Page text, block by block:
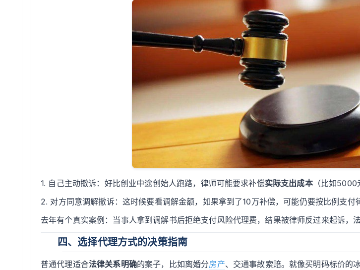
1. 自己主动撤诉：好比创业中途创始人跑路，律师可能要求补偿实际支出成本（比如5000
2. 对方同意调解撤诉：这时候要看调解金额，如果拿到了10万补偿，可能仍要按比例支付
去年有个真实案例：当事人拿到调解书后拒绝支付风险代理费，结果被律师反过来起诉，
四、选择代理方式的决策指南
普通代理适合法律关系明确的案子，比如离婚分房产、交通事故索赔。就像买明码标价的